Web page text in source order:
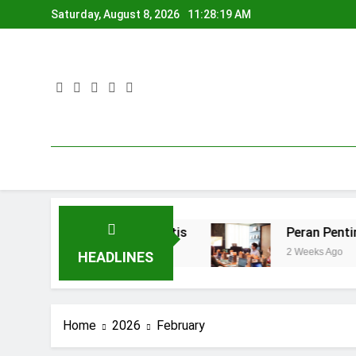
to
Saturday, August 8, 2026 11:28:20 AM
HEADLINES
Secara Gratis Peran Penting
2 Weeks Ago
Home 2026 February